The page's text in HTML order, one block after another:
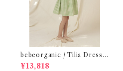
bebeorganic / Tilia Dress
Green Gingham (4-8y)
¥13,818